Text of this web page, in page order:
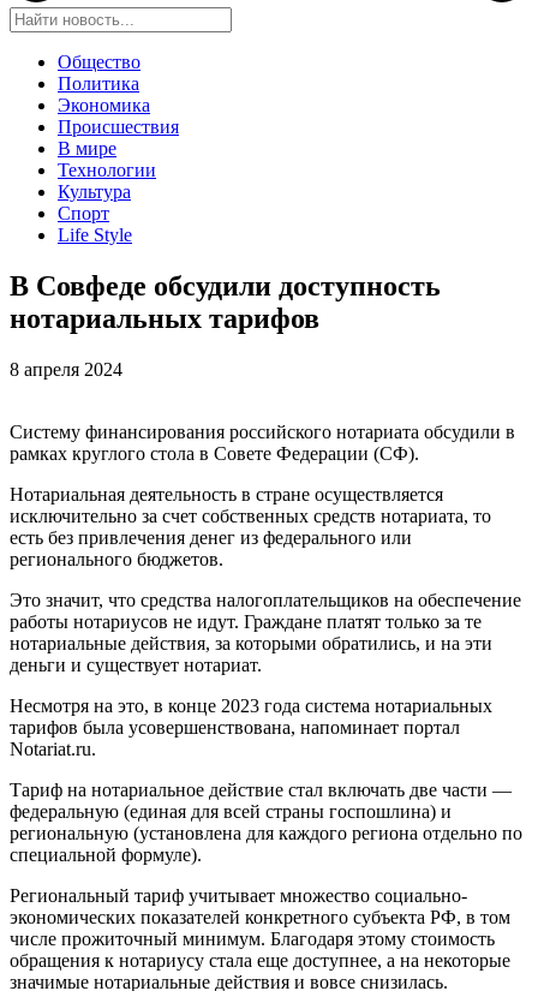
Общество
Политика
Экономика
Происшествия
В мире
Технологии
Культура
Спорт
Life Style
В Совфеде обсудили доступность
нотариальных тарифов
8 апреля 2024
Систему финансирования российского нотариата обсудили в
рамках круглого стола в Совете Федерации (СФ).
Нотариальная деятельность в стране осуществляется
исключительно за счет собственных средств нотариата, то
есть без привлечения денег из федерального или
регионального бюджетов.
Это значит, что средства налогоплательщиков на обеспечение
работы нотариусов не идут. Граждане платят только за те
нотариальные действия, за которыми обратились, и на эти
деньги и существует нотариат.
Несмотря на это, в конце 2023 года система нотариальных
тарифов была усовершенствована, напоминает портал
Notariat.ru.
Тариф на нотариальное действие стал включать две части —
федеральную (единая для всей страны госпошлина) и
региональную (установлена для каждого региона отдельно по
специальной формуле).
Региональный тариф учитывает множество социально-
экономических показателей конкретного субъекта РФ, в том
числе прожиточный минимум. Благодаря этому стоимость
обращения к нотариусу стала еще доступнее, а на некоторые
значимые нотариальные действия и вовсе снизилась.